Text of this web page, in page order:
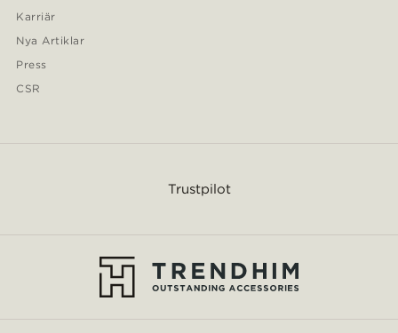
Karriär
Nya Artiklar
Press
CSR
Trustpilot